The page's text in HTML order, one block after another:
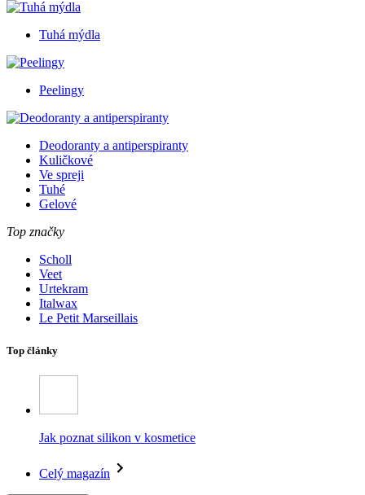
Tuhá mýdla
Peelingy
Deodoranty a antiperspiranty
Kuličkové
Ve spreji
Tuhé
Gelové
Top značky
Scholl
Veet
Urtekram
Italwax
Le Petit Marseillais
Top články
Jak poznat silikon v kosmetice
Celý magazín